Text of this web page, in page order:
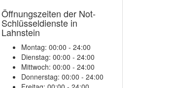
Öffnungszeiten der Not-
Schlüsseldienste in
Lahnstein
Montag: 00:00 - 24:00
Dienstag: 00:00 - 24:00
Mittwoch: 00:00 - 24:00
Donnerstag: 00:00 - 24:00